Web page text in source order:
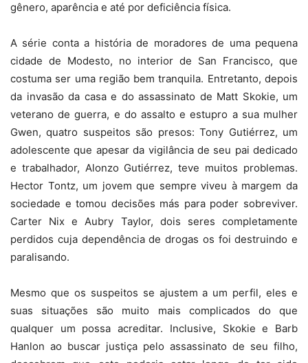
gênero, aparência e até por deficiência física.
A série conta a história de moradores de uma pequena
cidade de Modesto, no interior de San Francisco, que
costuma ser uma região bem tranquila. Entretanto, depois
da invasão da casa e do assassinato de Matt Skokie, um
veterano de guerra, e do assalto e estupro a sua mulher
Gwen, quatro suspeitos são presos: Tony Gutiérrez, um
adolescente que apesar da vigilância de seu pai dedicado
e trabalhador, Alonzo Gutiérrez, teve muitos problemas.
Hector Tontz, um jovem que sempre viveu à margem da
sociedade e tomou decisões más para poder sobreviver.
Carter Nix e Aubry Taylor, dois seres completamente
perdidos cuja dependência de drogas os foi destruindo e
paralisando.
Mesmo que os suspeitos se ajustem a um perfil, eles e
suas situações são muito mais complicados do que
qualquer um possa acreditar. Inclusive, Skokie e Barb
Hanlon ao buscar justiça pelo assassinato de seu filho,